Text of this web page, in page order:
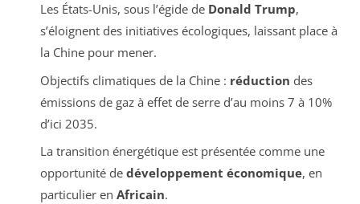
Les États-Unis, sous l’égide de Donald Trump,
s’éloignent des initiatives écologiques, laissant place à
la Chine pour mener.
Objectifs climatiques de la Chine : réduction des
émissions de gaz à effet de serre d’au moins 7 à 10%
d’ici 2035.
La transition énergétique est présentée comme une
opportunité de développement économique, en
particulier en Africain.